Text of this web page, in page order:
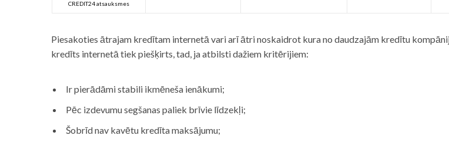
CREDIT24 atsauksmes
Piesakoties ātrajam kredītam internetā vari arī ātri noskaidrot kura no daudzajām kredītu
kredīts internetā tiek piešķirts, tad, ja atbilsti dažiem kritērijiem:
Ir pierādāmi stabili ikmēneša ienākumi;
Pēc izdevumu segšanas paliek brīvie līdzekļi;
Šobrīd nav kavētu kredīta maksājumu;